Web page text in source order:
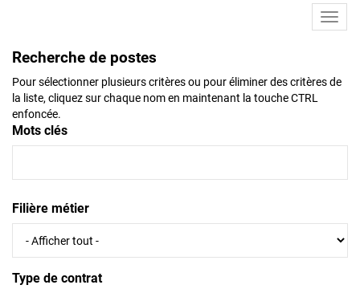
Recherche de postes
Pour sélectionner plusieurs critères ou pour éliminer des critères de
la liste, cliquez sur chaque nom en maintenant la touche CTRL
enfoncée.
Mots clés
Filière métier
Type de contrat